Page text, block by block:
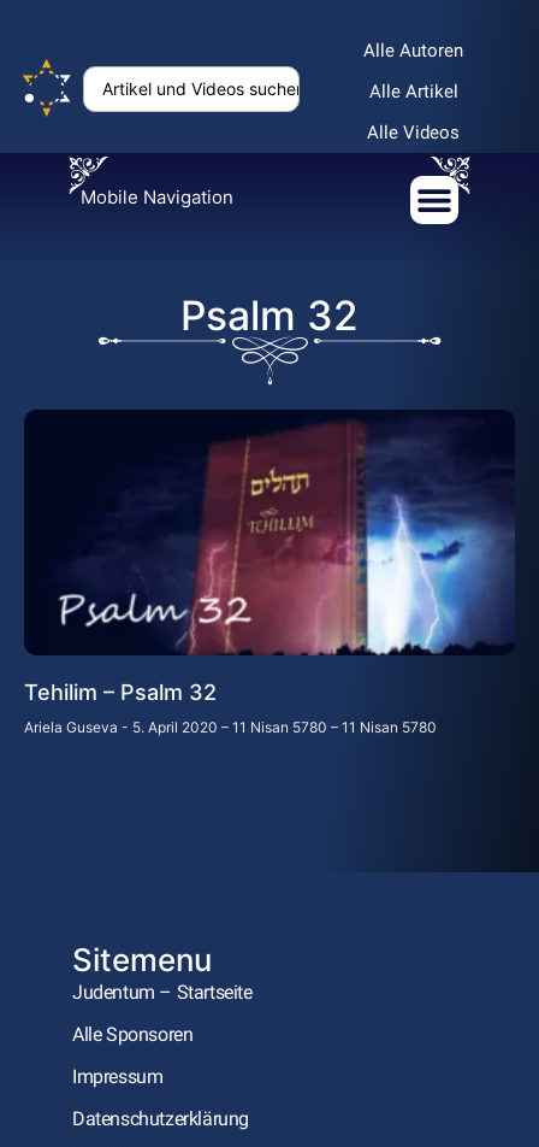
Alle Autoren
Alle Artikel
Alle Videos
Mobile Navigation
Psalm 32
Tehilim – Psalm 32
Ariela Guseva 5. April 2020 – 11 Nisan 5780 – 11 Nisan 5780
Sitemenu
Judentum – Startseite
Alle Sponsoren
Impressum
Datenschutzerklärung